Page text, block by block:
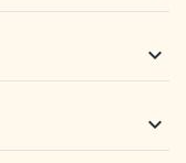

